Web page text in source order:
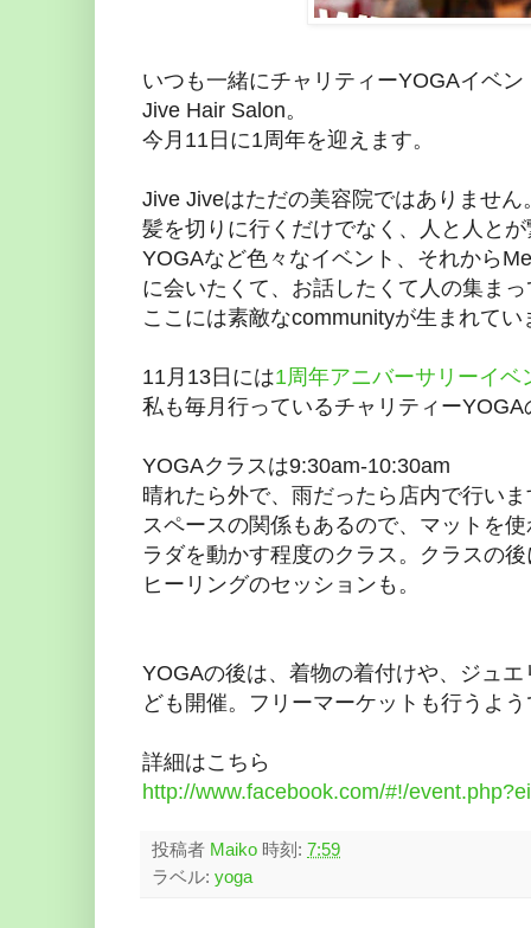
いつも一緒にチャリティーYOGAイベ
Jive Hair Salon。
今月11日に1周年を迎えます。
Jive Jiveはただの美容院ではありません
髪を切りに行くだけでなく、人と人と
YOGAなど色々なイベント、それから
に会いたくて、お話したくて人の集ま
ここには素敵なcommunityが生まれてい
11月13日には1周年アニバーサリーイベ
私も毎月行っているチャリティー
YOGAクラスは9:30am-10:30am
晴れたら外で、雨だったら店内で行いま
スペースの関係もあるので、マットを
ラダを動かす程度のクラス。クラスの
ヒーリングのセッションも。
YOGAの後は、着物の着付けや、ジュ
ども開催。フリーマーケットも行うよ
詳細はこちら
http://www.facebook.com/#!/
投稿者 Maiko 時刻: 7:59
ラベル: yoga